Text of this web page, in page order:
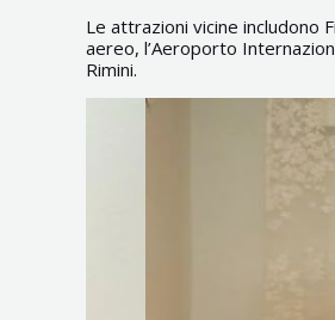
Le attrazioni vicine includono
aereo, l’Aeroporto
Rimini.